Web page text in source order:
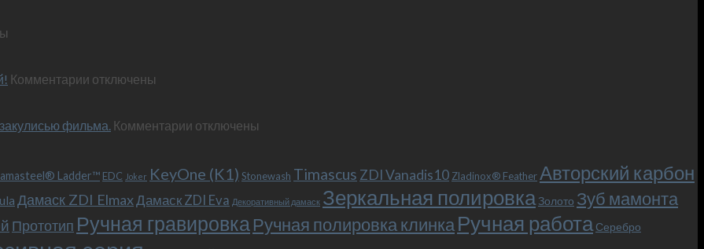
это
Комментарии к
«Фродо».
больстером
клипсой!
отключены
фильма. Комментарии к
Макс
Max),
или
как
отключены
Ladder™ EDC Joker KeyOne (K1) Stonewash Timascus ZDI Vanadis10 Zladinox® FeatherАвторский карбон
Дамаск ZDI ElmaxДамаск ZDI Eva Декоративный дамаск Зеркальная полировка Золото Зуб мамонта
Прототип Ручная гравировкаРучная полировка клинкаРучная работа Серебро